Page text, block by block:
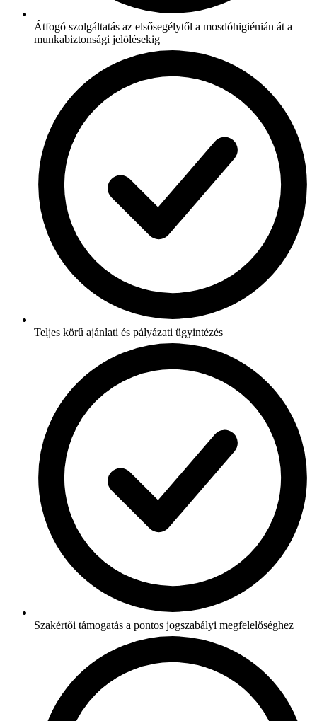
Átfogó szolgáltatás az elsősegélytől a mosdóhigiénián át a
munkabiztonsági jelölésekig
Teljes körű ajánlati és pályázati ügyintézés
Szakértői támogatás a pontos jogszabályi megfelelőséghez